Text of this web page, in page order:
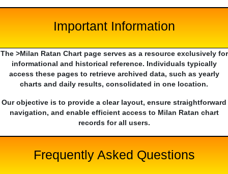
Important Information
The >Milan Ratan Chart page serves as a resource exclusively for
informational and historical reference. Individuals typically
access these pages to retrieve archived data, such as yearly
charts and daily results, consolidated in one location.
Our objective is to provide a clear layout, ensure straightforward
navigation, and enable efficient access to Milan Ratan chart
records for all users.
Frequently Asked Questions